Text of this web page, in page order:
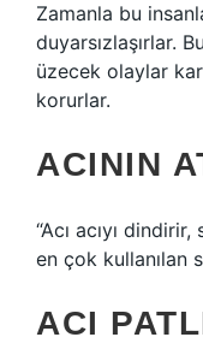
Zamanla bu
duyarsızlaşırlar.
üzecek olaylar
korurlar.
ACININ
“Acı acıyı
en çok kullanılan
ACI